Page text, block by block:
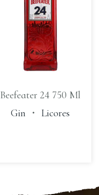
Beefeater 24 750 Ml
Gin ・ Licores